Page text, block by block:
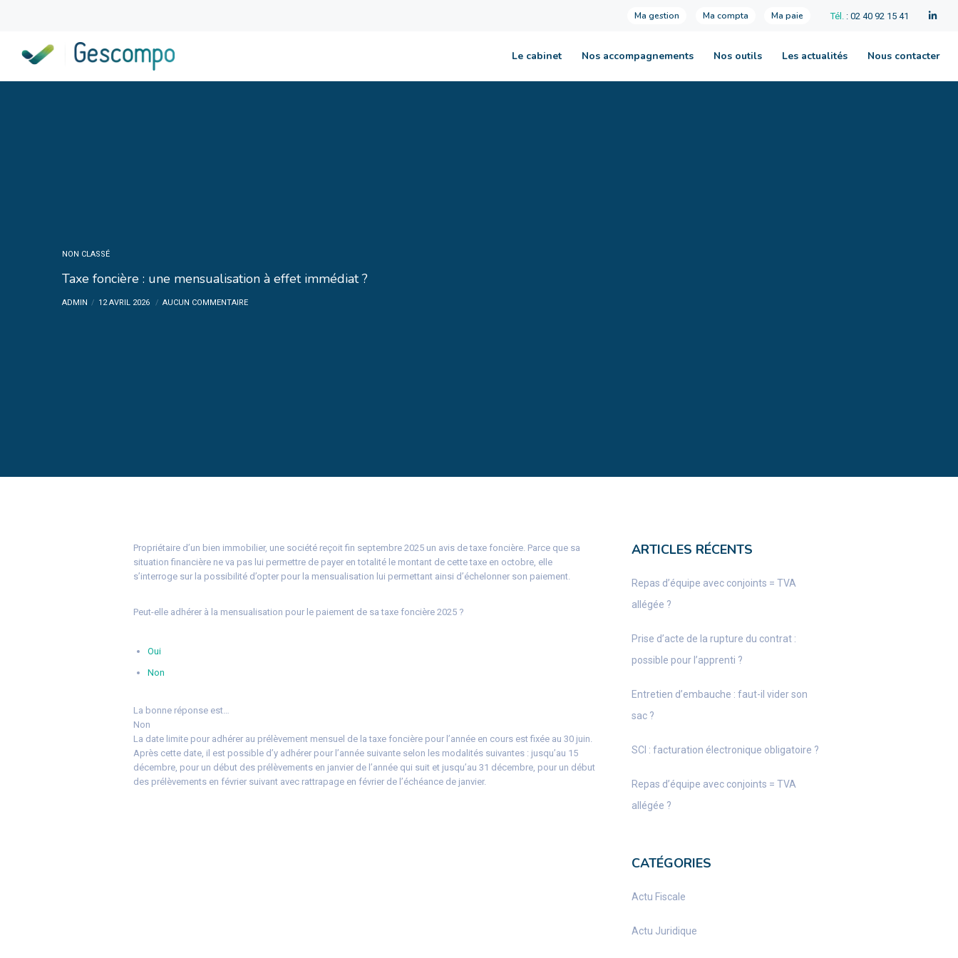
Ma gestion Ma compta Ma paie Tél. : 02 40 92 15 41
Le cabinet Nos accompagnements Nos outils Les actualités Nous contacter
NON CLASSÉ
Taxe foncière : une mensualisation à effet immédiat ?
ADMIN 12 AVRIL 2026 AUCUN COMMENTAIRE
Propriétaire d’un bien immobilier, une société reçoit fin septembre 2025 un avis de taxe foncière. Parce que sa
situation financière ne va pas lui permettre de payer en totalité le montant de cette taxe en octobre, elle
s’interroge sur la possibilité d’opter pour la mensualisation lui permettant ainsi d’échelonner son paiement.
Peut-elle adhérer à la mensualisation pour le paiement de sa taxe foncière 2025 ?
Oui
Non
La bonne réponse est…
Non
La date limite pour adhérer au prélèvement mensuel de la taxe foncière pour l’année en cours est fixée au 30 juin.
Après cette date, il est possible d’y adhérer pour l’année suivante selon les modalités suivantes : jusqu’au 15
décembre, pour un début des prélèvements en janvier de l’année qui suit et jusqu’au 31 décembre, pour un début
des prélèvements en février suivant avec rattrapage en février de l’échéance de janvier.
ARTICLES RÉCENTS
Repas d’équipe avec conjoints = TVA
allégée ?
Prise d’acte de la rupture du contrat :
possible pour l’apprenti ?
Entretien d’embauche : faut-il vider son
sac ?
SCI : facturation électronique obligatoire ?
Repas d’équipe avec conjoints = TVA
allégée ?
CATÉGORIES
Actu Fiscale
Actu Juridique